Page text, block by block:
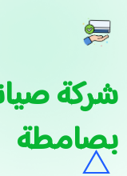
شركة
بصامطة